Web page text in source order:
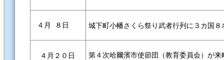
４月 ８日 城下町小幡さくら祭り武者行列に３カ国
４月２０日 第４次哈爾濱市使節団（教育委員会）が